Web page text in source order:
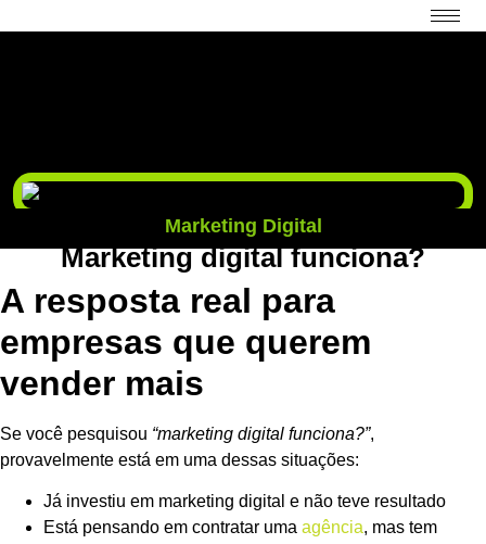
Marketing Digital
Marketing digital funciona?
A resposta real para
empresas que querem
vender mais
Se você pesquisou “marketing digital funciona?”,
provavelmente está em uma dessas situações:
Já investiu em marketing digital e não teve resultado
Está pensando em contratar uma agência, mas tem